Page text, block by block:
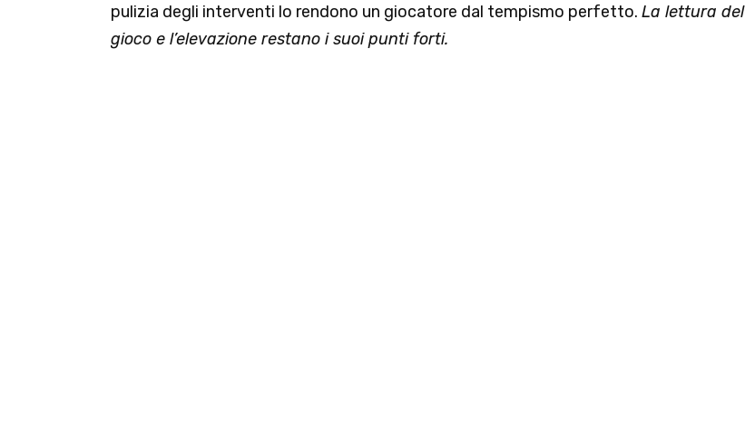
pulizia degli interventi lo rendono un giocatore dal tempismo perfetto. La lettura del
gioco e l’elevazione restano i suoi punti forti.